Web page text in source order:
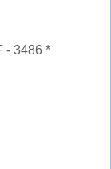
- 3486 *